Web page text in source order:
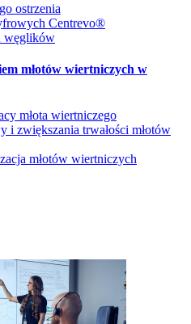
ostrzenia
Centrevo®
węglików
młotów wiertniczych w
młota wiertniczego
i zwiększania trwałości młotów
młotów wiertniczych